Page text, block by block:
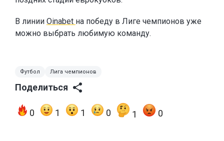
В линии Oinabet на победу в Лиге чемпионов уже
можно выбрать любимую команду.
Футбол Лига чемпионов
Поделиться
0 1 1 0 1 0